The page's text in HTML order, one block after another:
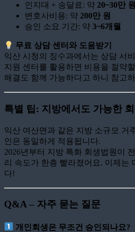
인지대 + 송달료: 약 20~30만 원
변호사비용: 약 200만 원
승인 소요 기간: 약 3~6개월
무료 상담 센터와 도움받기
익산 시청의 징수과에서는 상담 서
지원 센터를 활용하면 비용을 절약
해결도 함께 가능하다고 하니 참고
특별 팁: 지방에서도 가능한
익산 여산면과 같은 지방 소규모 거
인은 동일하게 적용됩니다.
2026년부터 지방 특화 회생법원이
리 속도가 한층 빨라졌어요. 이제는
다!
Q&A – 자주 묻는 질문
개인회생은 무조건 승인되나요?